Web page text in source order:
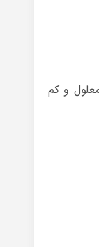
و کم